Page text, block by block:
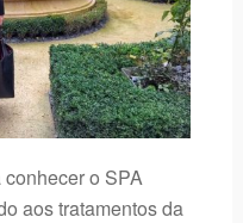
o SPA
aos tratamentos da